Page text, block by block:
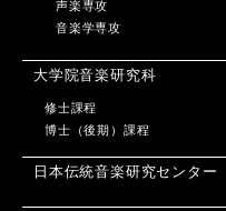
声楽専攻
音楽学専攻
大学院音楽研究科
修士課程
博士（後期）課程
日本伝統音楽研究センター